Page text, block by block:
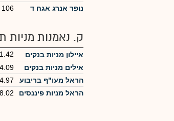
נופר אנרג אגח ד
106
ק. נאמנות מניות
איילון מניות בנקים
אילים מניות בנקים
הראל מעו"ף בריבוע
הראל מניות פיננסים